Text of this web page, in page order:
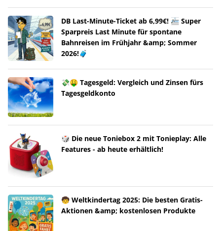
DB Last-Minute-Ticket ab 6,99€! 🚈 Super
Sparpreis Last Minute für spontane
Bahnreisen im Frühjahr &amp; Sommer
2026!🧳
💸🤑 Tagesgeld: Vergleich und Zinsen fürs
Tagesgeldkonto
🎲 Die neue Toniebox 2 mit Tonieplay: Alle
Features - ab heute erhältlich!
🧒 Weltkindertag 2025: Die besten Gratis-
Aktionen &amp; kostenlosen Produkte